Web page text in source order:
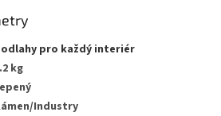
pro každý interiér
kg
Industry